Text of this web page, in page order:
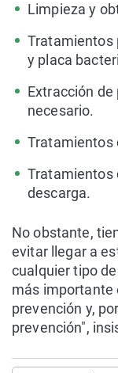
Limpieza y
Tratamientos
y placa
Extracción
necesario.
Tratamientos
Tratamientos
descarga.
No obstante,
evitar llegar a
cualquier tipo
más importante
prevención y,
prevención",